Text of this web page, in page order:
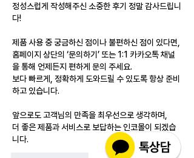
정성스럽게 작성해주신 소중한 후기 정말 감사드립니
다!
제품 사용 중 궁금하신 점이나 불편하신 점이 있다면,
홈페이지 상단의 ‘문의하기’ 또는 1:1 카카오톡 채널
을 통해 언제든지 편하게 문의 주세요.
보다 빠르게, 정확하게 도와드릴 수 있도록 항상 준비
하고 있습니다.
앞으로도 고객님의 만족을 최우선으로 생각하며,
더 좋은 제품과 서비스로 보답하는 인코몰이 되겠습
니다.